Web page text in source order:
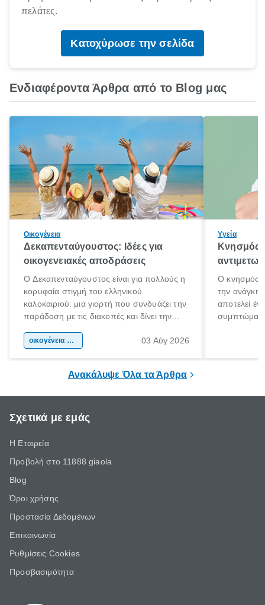
πελάτες.
Κατοχύρωσε την σελίδα
Ενδιαφέροντα Άρθρα από το Blog μας
Οικογένεια
Δεκαπενταύγουστος: Ιδέες για
οικογενειακές αποδράσεις
Ο Δεκαπενταύγουστος είναι για πολλούς η
κορυφαία στιγμή του ελληνικού
καλοκαιριού: μια γιορτή που συνδυάζει την
παράδοση με τις διακοπές και δίνει την
χώρας. Είτε πρόκειται για λίγες μέρες
οικογένεια & παιδί 03 Αύγ 2026
Υγεία
Κνησμός:
Ο κνησμός
την ανάγκη
αποτελεί
Ανακάλυψε Όλα τα Άρθρα
Σχετικά με εμάς
Η Εταιρεία
Προβολή στο 11888 giaola
Blog
Όροι χρήσης
Προστασία Δεδομένων
Επικοινωνία
Ρυθμίσεις Cookies
Προσβασιμότητα